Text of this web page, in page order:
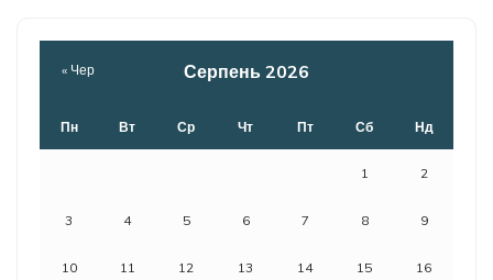
Серпень 2026
Пн Вт Ср Чт Пт Сб Нд
1 2
3 4 5 6 7 8 9
10 11 12 13 14 15 16
« Чер